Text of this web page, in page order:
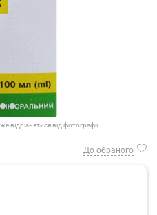
відрізнятися від фотографії
До обраного